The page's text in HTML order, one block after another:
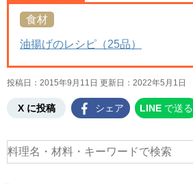
食材
油揚げのレシピ（25品）
投稿日：2015年9月11日 更新日： 2022年5月1日
X に投稿 シェア LINE で送る